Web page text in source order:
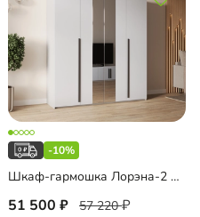
-10%
Шкаф-гармошка Лорэна-2 Премиум Тип 1
51 500 57 220